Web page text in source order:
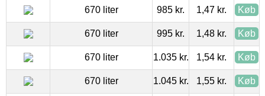
670 liter 985 kr. 1,47 kr. Køb
670 liter 995 kr. 1,48 kr. Køb
670 liter 1.035 kr. 1,54 kr. Køb
670 liter 1.045 kr. 1,55 kr. Køb